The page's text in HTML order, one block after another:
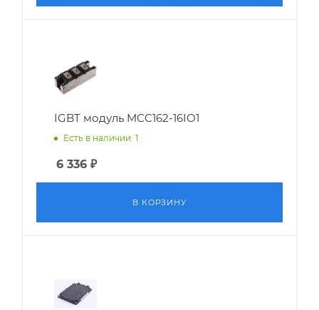
IGBT модуль MCC162-16IO1
Есть в наличии: 1
6 336 ₽
В КОРЗИНУ